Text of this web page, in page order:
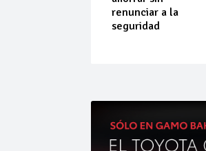
renunciar a la
seguridad